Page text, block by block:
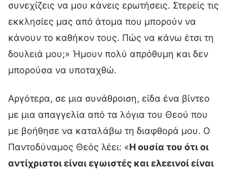
συνεχίζεις να μου κάνεις ερωτήσεις. Στερείς τις
εκκλησίες μας από άτομα που μπορούν να
κάνουν το καθήκον τους. Πώς να κάνω έτσι τη
δουλειά μου;» Ήμουν πολύ απρόθυμη και δεν
μπορούσα να υποταχθώ.
Αργότερα, σε μια συνάθροιση, είδα ένα βίντεο
με μια απαγγελία από τα λόγια του Θεού που
με βοήθησε να καταλάβω τη διαφθορά μου. Ο
Παντοδύναμος Θεός λέει: «Η ουσία του ότι οι
αντίχριστοι είναι εγωιστές και ελεεινοί είναι